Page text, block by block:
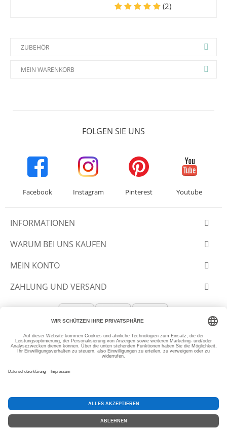
(2)
ZUBEHÖR
MEIN WARENKORB
FOLGEN SIE UNS
Facebook Instagram Pinterest Youtube
INFORMATIONEN
WARUM BEI UNS KAUFEN
MEIN KONTO
ZAHLUNG UND VERSAND
© 2012-2026 SLANTASTOFFE.DE